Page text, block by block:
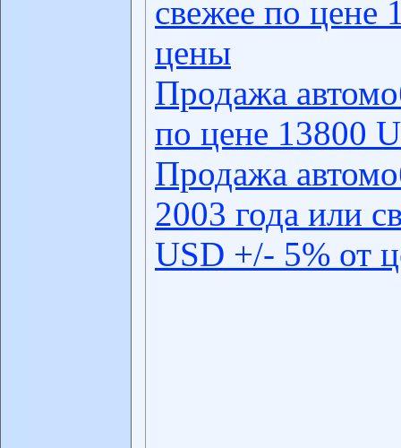
свежее по цене
цены
Продажа
по цене 13800
Продажа
2003 года или
USD +/- 5% от